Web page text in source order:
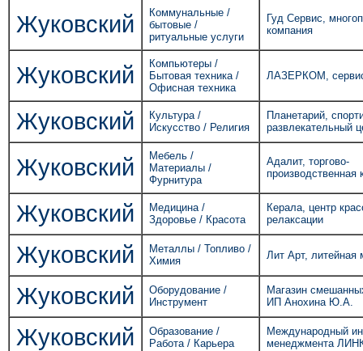
Жуковский
Коммунальные /
бытовые /
ритуальные услуги
Гуд Сервис,
компания
Жуковский
Компьютеры /
Бытовая техника /
Офисная техника
ЛАЗЕРКОМ,
Жуковский
Культура /
Искусство / Религия
Планетарий,
развлекательный
Жуковский
Мебель /
Материалы /
Фурнитура
Адалит, торгово-
производственная
Жуковский
Медицина /
Здоровье / Красота
Керала, центр
релаксации
Жуковский
Металлы / Топливо /
Химия
Лит Арт, литейная
Жуковский
Оборудование /
Инструмент
Магазин
ИП Анохина Ю.А.
Жуковский
Образование /
Работа / Карьера
Международный
менеджмента